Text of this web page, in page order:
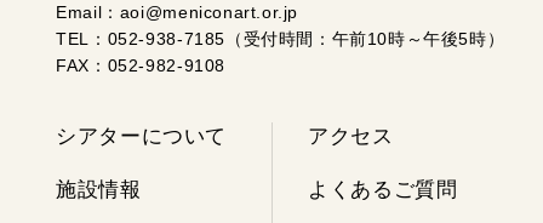
Email：aoi@meniconart.or.jp
TEL：052-938-7185（受付時間：午前10時～午後5時）
FAX：052-982-9108
シアターについて
施設情報
アクセス
よくあるご質問